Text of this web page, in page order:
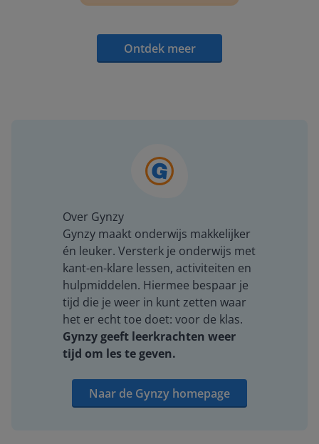
Ontdek meer
Over Gynzy
Gynzy maakt onderwijs makkelijker
én leuker. Versterk je onderwijs met
kant-en-klare lessen, activiteiten en
hulpmiddelen. Hiermee bespaar je
tijd die je weer in kunt zetten waar
het er echt toe doet: voor de klas.
Gynzy geeft leerkrachten weer
tijd om les te geven.
Naar de Gynzy homepage